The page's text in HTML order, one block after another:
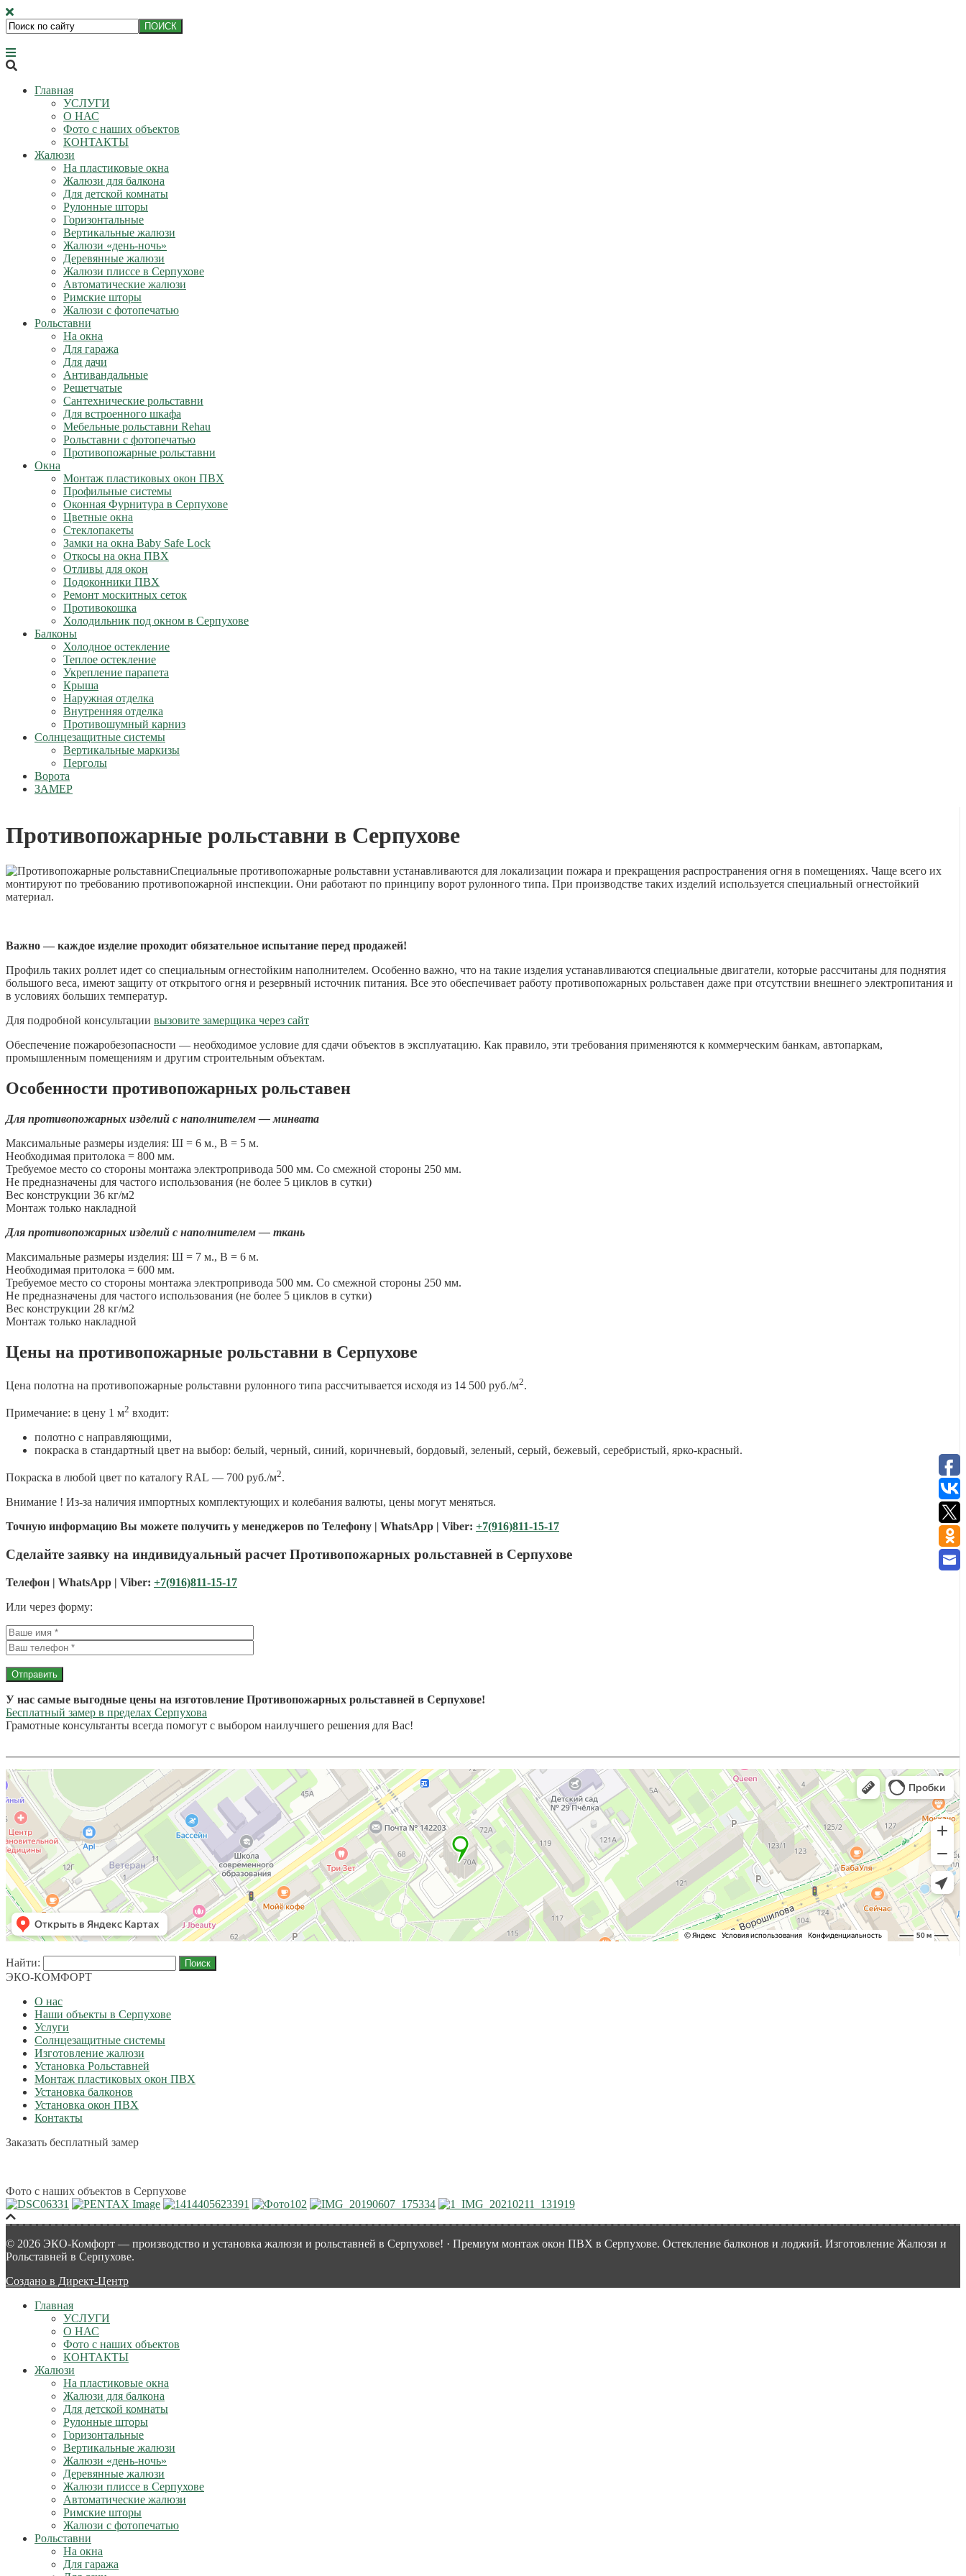
Главная
УСЛУГИ
О НАС
Фото с наших объектов
КОНТАКТЫ
Жалюзи
На пластиковые окна
Жалюзи для балкона
Для детской комнаты
Рулонные шторы
Горизонтальные
Вертикальные жалюзи
Жалюзи «день-ночь»
Деревянные жалюзи
Жалюзи плиссе в Серпухове
Автоматические жалюзи
Римские шторы
Жалюзи с фотопечатью
Рольставни
На окна
Для гаража
Для дачи
Антивандальные
Решетчатые
Сантехнические рольставни
Для встроенного шкафа
Мебельные рольставни Rehau
Рольставни с фотопечатью
Противопожарные рольставни
Окна
Монтаж пластиковых окон ПВХ
Профильные системы
Оконная Фурнитура в Серпухове
Цветные окна
Стеклопакеты
Замки на окна Baby Safe Lock
Откосы на окна ПВХ
Отливы для окон
Подоконники ПВХ
Ремонт москитных сеток
Противокошка
Холодильник под окном в Серпухове
Балконы
Холодное остекление
Теплое остекление
Укрепление парапета
Крыша
Наружная отделка
Внутренняя отделка
Противошумный карниз
Солнцезащитные системы
Вертикальные маркизы
Перголы
Ворота
ЗАМЕР
Противопожарные рольставни в Серпухове
Специальные противопожарные рольставни устанавливаются для локализации пожара и прекращения распространения огня в помещениях. Чаще всего их
монтируют по требованию противопожарной инспекции. Они работают по принципу ворот рулонного типа. При производстве таких изделий используется специальный огнестойкий
материал.
Важно — каждое изделие проходит обязательное испытание перед продажей!
Профиль таких роллет идет со специальным огнестойким наполнителем. Особенно важно, что на такие изделия устанавливаются специальные двигатели, которые рассчитаны для поднятия
большого веса, имеют защиту от открытого огня и резервный источник питания. Все это обеспечивает работу противопожарных рольставен даже при отсутствии внешнего электропитания и
в условиях больших температур.
Для подробной консультации вызовите замерщика через сайт
Обеспечение пожаробезопасности — необходимое условие для сдачи объектов в эксплуатацию. Как правило, эти требования применяются к коммерческим банкам, автопаркам,
промышленным помещениям и другим строительным объектам.
Особенности противопожарных рольставен
Для противопожарных изделий с наполнителем — минвата
Максимальные размеры изделия: Ш = 6 м., В = 5 м.
Необходимая притолока = 800 мм.
Требуемое место со стороны монтажа электропривода 500 мм. Со смежной стороны 250 мм.
Не предназначены для частого использования (не более 5 циклов в сутки)
Вес конструкции 36 кг/м2
Монтаж только накладной
Для противопожарных изделий с наполнителем — ткань
Максимальные размеры изделия: Ш = 7 м., В = 6 м.
Необходимая притолока = 600 мм.
Требуемое место со стороны монтажа электропривода 500 мм. Со смежной стороны 250 мм.
Не предназначены для частого использования (не более 5 циклов в сутки)
Вес конструкции 28 кг/м2
Монтаж только накладной
Цены на противопожарные рольставни в Серпухове
Цена полотна на противопожарные рольставни рулонного типа рассчитывается исходя из 14 500 руб./м2.
Примечание: в цену 1 м2 входит:
полотно с направляющими,
покраска в стандартный цвет на выбор: белый, черный, синий, коричневый, бордовый, зеленый, серый, бежевый, серебристый, ярко-красный.
Покраска в любой цвет по каталогу RAL — 700 руб./м2.
Внимание ! Из-за наличия импортных комплектующих и колебания валюты, цены могут меняться.
Точную информацию Вы можете получить у менеджеров по Телефону | WhatsApp | Viber: +7(916)811-15-17
Сделайте заявку на индивидуальный расчет Противопожарных рольставней в Серпухове
Телефон | WhatsApp | Viber: +7(916)811-15-17
Или через форму:
У нас самые выгодные цены на изготовление Противопожарных рольставней в Серпухове!
Бесплатный замер в пределах Серпухова
Грамотные консультанты всегда помогут с выбором наилучшего решения для Вас!
Найти:
ЭКО-КОМФОРТ
О нас
Наши объекты в Серпухове
Услуги
Солнцезащитные системы
Изготовление жалюзи
Установка Рольставней
Монтаж пластиковых окон ПВХ
Установка балконов
Установка окон ПВХ
Контакты
Заказать бесплатный замер
Фото с наших объектов в Серпухове
© 2026 ЭКО-Комфорт — производство и установка жалюзи и рольставней в Серпухове! · Премиум монтаж окон ПВХ в Серпухове. Остекление балконов и лоджий. Изготовление Жалюзи и
Рольставней в Серпухове.
Создано в Директ-Центр
Главная
УСЛУГИ
О НАС
Фото с наших объектов
КОНТАКТЫ
Жалюзи
На пластиковые окна
Жалюзи для балкона
Для детской комнаты
Рулонные шторы
Горизонтальные
Вертикальные жалюзи
Жалюзи «день-ночь»
Деревянные жалюзи
Жалюзи плиссе в Серпухове
Автоматические жалюзи
Римские шторы
Жалюзи с фотопечатью
Рольставни
На окна
Для гаража